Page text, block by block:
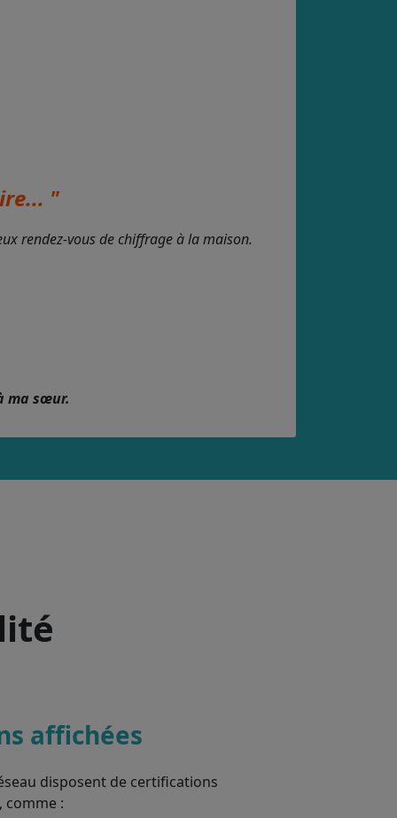
"
rendez-vous de chiffrage à la maison.
ma sœur.
affichées
disposent de certifications
comme :